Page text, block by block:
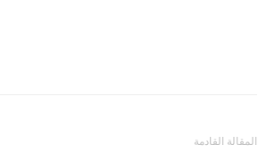
المقالة القادمة